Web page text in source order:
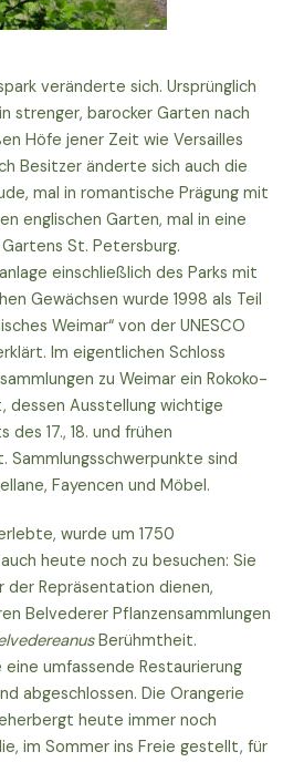
veränderte sich. Ursprünglich
strenger, barocker Garten nach
Höfe jener Zeit wie Versailles
Besitzer änderte sich auch die
mal in romantische Prägung mit
englischen Garten, mal in eine
St. Petersburg.
einschließlich des Parks mit
Gewächsen wurde 1998 als Teil
Weimar“ von der UNESCO
Im eigentlichen Schloss
zu Weimar ein Rokoko-
dessen Ausstellung wichtige
17., 18. und frühen
Sammlungsschwerpunkte sind
Fayencen und Möbel.
wurde um 1750
heute noch zu besuchen: Sie
der Repräsentation dienen,
Belvederer Pflanzensammlungen
Berühmtheit.
umfassende Restaurierung
abgeschlossen. Die Orangerie
heute immer noch
im Sommer ins Freie gestellt, für